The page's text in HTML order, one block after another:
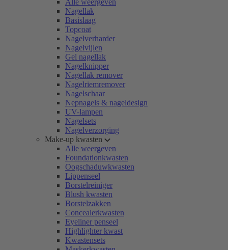
Alle weergeven
Nagellak
Basislaag
Topcoat
Nagelverharder
Nagelvijlen
Gel nagellak
Nagelknipper
Nagellak remover
Nagelriemremover
Nagelschaar
Nepnagels & nageldesign
UV-lampen
Nagelsets
Nagelverzorging
Make-up kwasten
Alle weergeven
Foundationkwasten
Oogschaduwkwasten
Lippenseel
Borstelreiniger
Blush kwasten
Borstelzakken
Concealerkwasten
Eyeliner penseel
Highlighter kwast
Kwastensets